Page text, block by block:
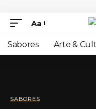
Aa
Sabores Arte &
SABORES